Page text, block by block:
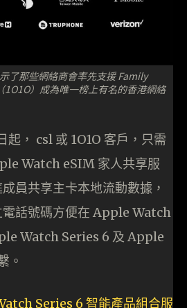
了那些網絡商會率先支援 Family
）成為唯一榜上有名的香港網絡
起， csl 或 1O1O 客戶，只需
Watch eSIM 家人共享服
員共享主卡本地流動數據，
話號碼方便在 Apple Watch
Watch Series 6 及 Apple
。